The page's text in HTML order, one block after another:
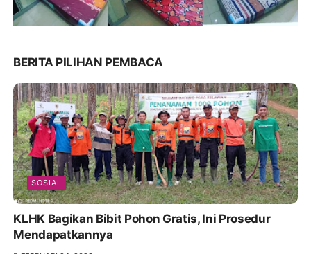
BERITA PILIHAN PEMBACA
SOSIAL
KLHK Bagikan Bibit Pohon Gratis, Ini Prosedur
Mendapatkannya